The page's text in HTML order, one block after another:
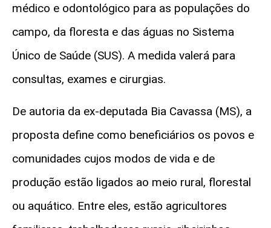
médico e odontológico para as populações do
campo, da floresta e das águas no Sistema
Único de Saúde (SUS). A medida valerá para
consultas, exames e cirurgias.
De autoria da ex-deputada Bia Cavassa (MS), a
proposta define como beneficiários os povos e
comunidades cujos modos de vida e de
produção estão ligados ao meio rural, florestal
ou aquático. Entre eles, estão agricultores